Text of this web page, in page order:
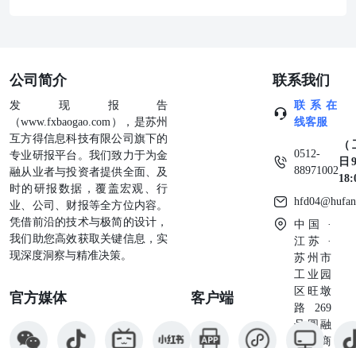
公司简介
发现报告
（www.fxbaogao.com），是苏州
互方得信息科技有限公司旗下的
专业研报平台。我们致力于为金
融从业者与投资者提供全面、及
时的研报数据，覆盖宏观、行
业、公司、财报等全方位内容。
凭借前沿的技术与极简的设计，
我们助您高效获取关键信息，实
现深度洞察与精准决策。
官方媒体 客户端
联系我们
联系在
线客服
0512-
88971002
日
中国 ·
江苏 ·
苏州市
工业园
区旺墩
路269
号圆融
星座商